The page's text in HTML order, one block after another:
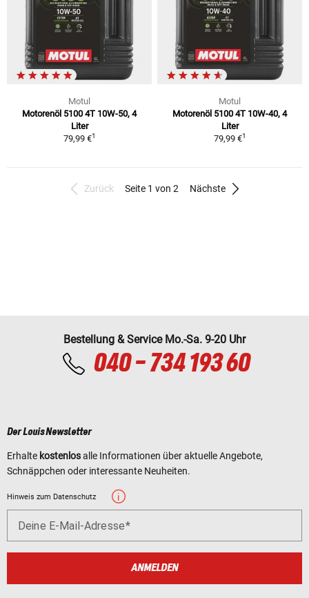
Motul
Motorenöl 5100 4T 10W-50, 4
Liter
79,99 €1
Motul
Motorenöl 5100 4T 10W-40, 4
Liter
79,99 €1
Zurück Seite 1 von 2 Nächste
Bestellung & Service Mo.-Sa. 9-20 Uhr
040 - 734 193 60
Der Louis Newsletter
Erhalte kostenlosalle Informationen über aktuelle Angebote,
Schnäppchen oder interessante Neuheiten.
Hinweis zum Datenschutz
Deine E-Mail-Adresse
ANMELDEN